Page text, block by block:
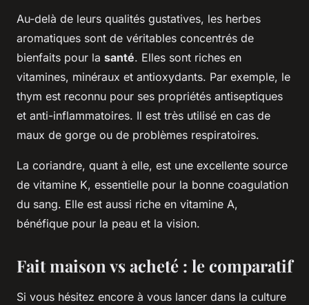
Au-delà de leurs qualités gustatives, les herbes
aromatiques sont de véritables concentrés de
bienfaits pour la santé. Elles sont riches en
vitamines, minéraux et antioxydants. Par exemple, le
thym est reconnu pour ses propriétés antiseptiques
et anti-inflammatoires. Il est très utilisé en cas de
maux de gorge ou de problèmes respiratoires.
La coriandre, quant à elle, est une excellente source
de vitamine K, essentielle pour la bonne coagulation
du sang. Elle est aussi riche en vitamine A,
bénéfique pour la peau et la vision.
Fait maison vs acheté : le comparatif
Si vous hésitez encore à vous lancer dans la culture